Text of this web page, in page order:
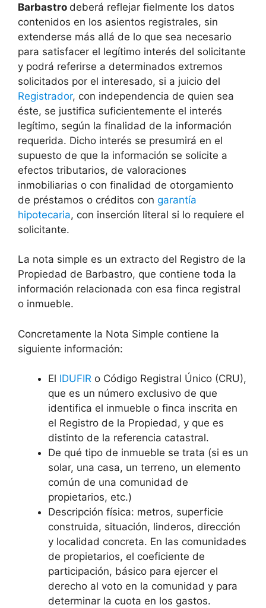
Barbastro deberá reflejar fielmente los datos
contenidos en los asientos registrales, sin
extenderse más allá de lo que sea necesario
para satisfacer el legítimo interés del solicitante
y podrá referirse a determinados extremos
solicitados por el interesado, si a juicio del
Registrador, con independencia de quien sea
éste, se justifica suficientemente el interés
legítimo, según la finalidad de la información
requerida. Dicho interés se presumirá en el
supuesto de que la información se solicite a
efectos tributarios, de valoraciones
inmobiliarias o con finalidad de otorgamiento
de préstamos o créditos con garantía
hipotecaria, con inserción literal si lo requiere el
solicitante.
La nota simple es un extracto del Registro de la
Propiedad de Barbastro, que contiene toda la
información relacionada con esa finca registral
o inmueble.
Concretamente la Nota Simple contiene la
siguiente información:
El IDUFIR o Código Registral Único (CRU),
que es un número exclusivo de que
identifica el inmueble o finca inscrita en
el Registro de la Propiedad, y que es
distinto de la referencia catastral.
De qué tipo de inmueble se trata (si es un
solar, una casa, un terreno, un elemento
común de una comunidad de
propietarios, etc.)
Descripción física: metros, superficie
construida, situación, linderos, dirección
y localidad concreta. En las comunidades
de propietarios, el coeficiente de
participación, básico para ejercer el
derecho al voto en la comunidad y para
determinar la cuota en los gastos.